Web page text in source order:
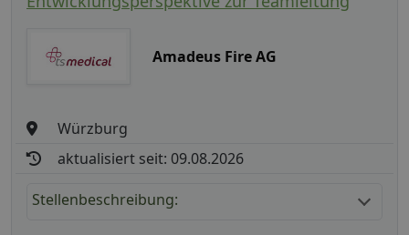
Amadeus Fire AG
Würzburg
aktualisiert seit: 09.08.2026
Stellenbeschreibung: